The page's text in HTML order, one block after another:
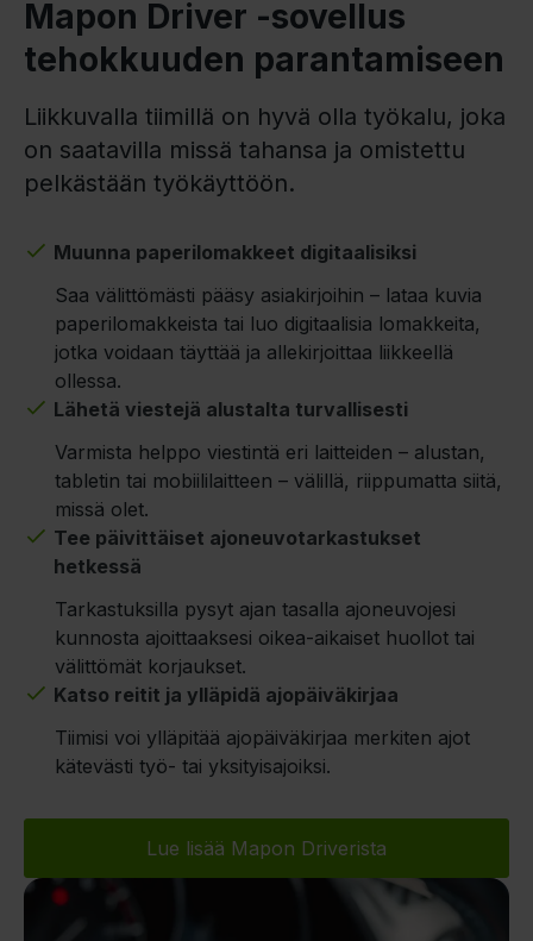
Mapon Driver -sovellus
tehokkuuden parantamiseen
Liikkuvalla tiimillä on hyvä olla työkalu, joka
on saatavilla missä tahansa ja omistettu
pelkästään työkäyttöön.
Muunna paperilomakkeet digitaalisiksi
Saa välittömästi pääsy asiakirjoihin – lataa kuvia
paperilomakkeista tai luo digitaalisia lomakkeita,
jotka voidaan täyttää ja allekirjoittaa liikkeellä
ollessa.
Lähetä viestejä alustalta turvallisesti
Varmista helppo viestintä eri laitteiden – alustan,
tabletin tai mobiililaitteen – välillä, riippumatta siitä,
missä olet.
Tee päivittäiset ajoneuvotarkastukset
hetkessä
Tarkastuksilla pysyt ajan tasalla ajoneuvojesi
kunnosta ajoittaaksesi oikea-aikaiset huollot tai
välittömät korjaukset.
Katso reitit ja ylläpidä ajopäiväkirjaa
Tiimisi voi ylläpitää ajopäiväkirjaa merkiten ajot
kätevästi työ- tai yksityisajoiksi.
Lue lisää Mapon Driverista